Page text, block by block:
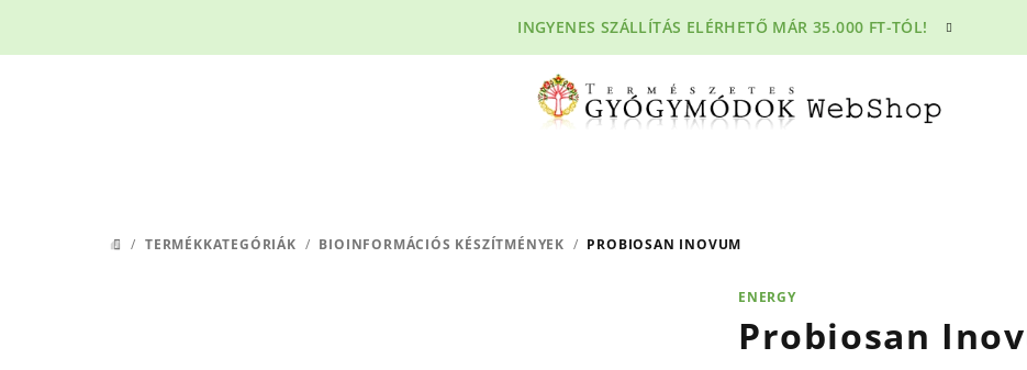
INGYENES SZÁLLÍTÁS ELÉRHETŐ MÁR 35.000 FT-TÓL!
KEZDŐLAP
/ TERMÉKKATEGÓRIÁK / BIOINFORMÁCIÓS KÉSZÍTMÉNYEK / PROBIOSAN INOVUM
ENERGY
Probiosan